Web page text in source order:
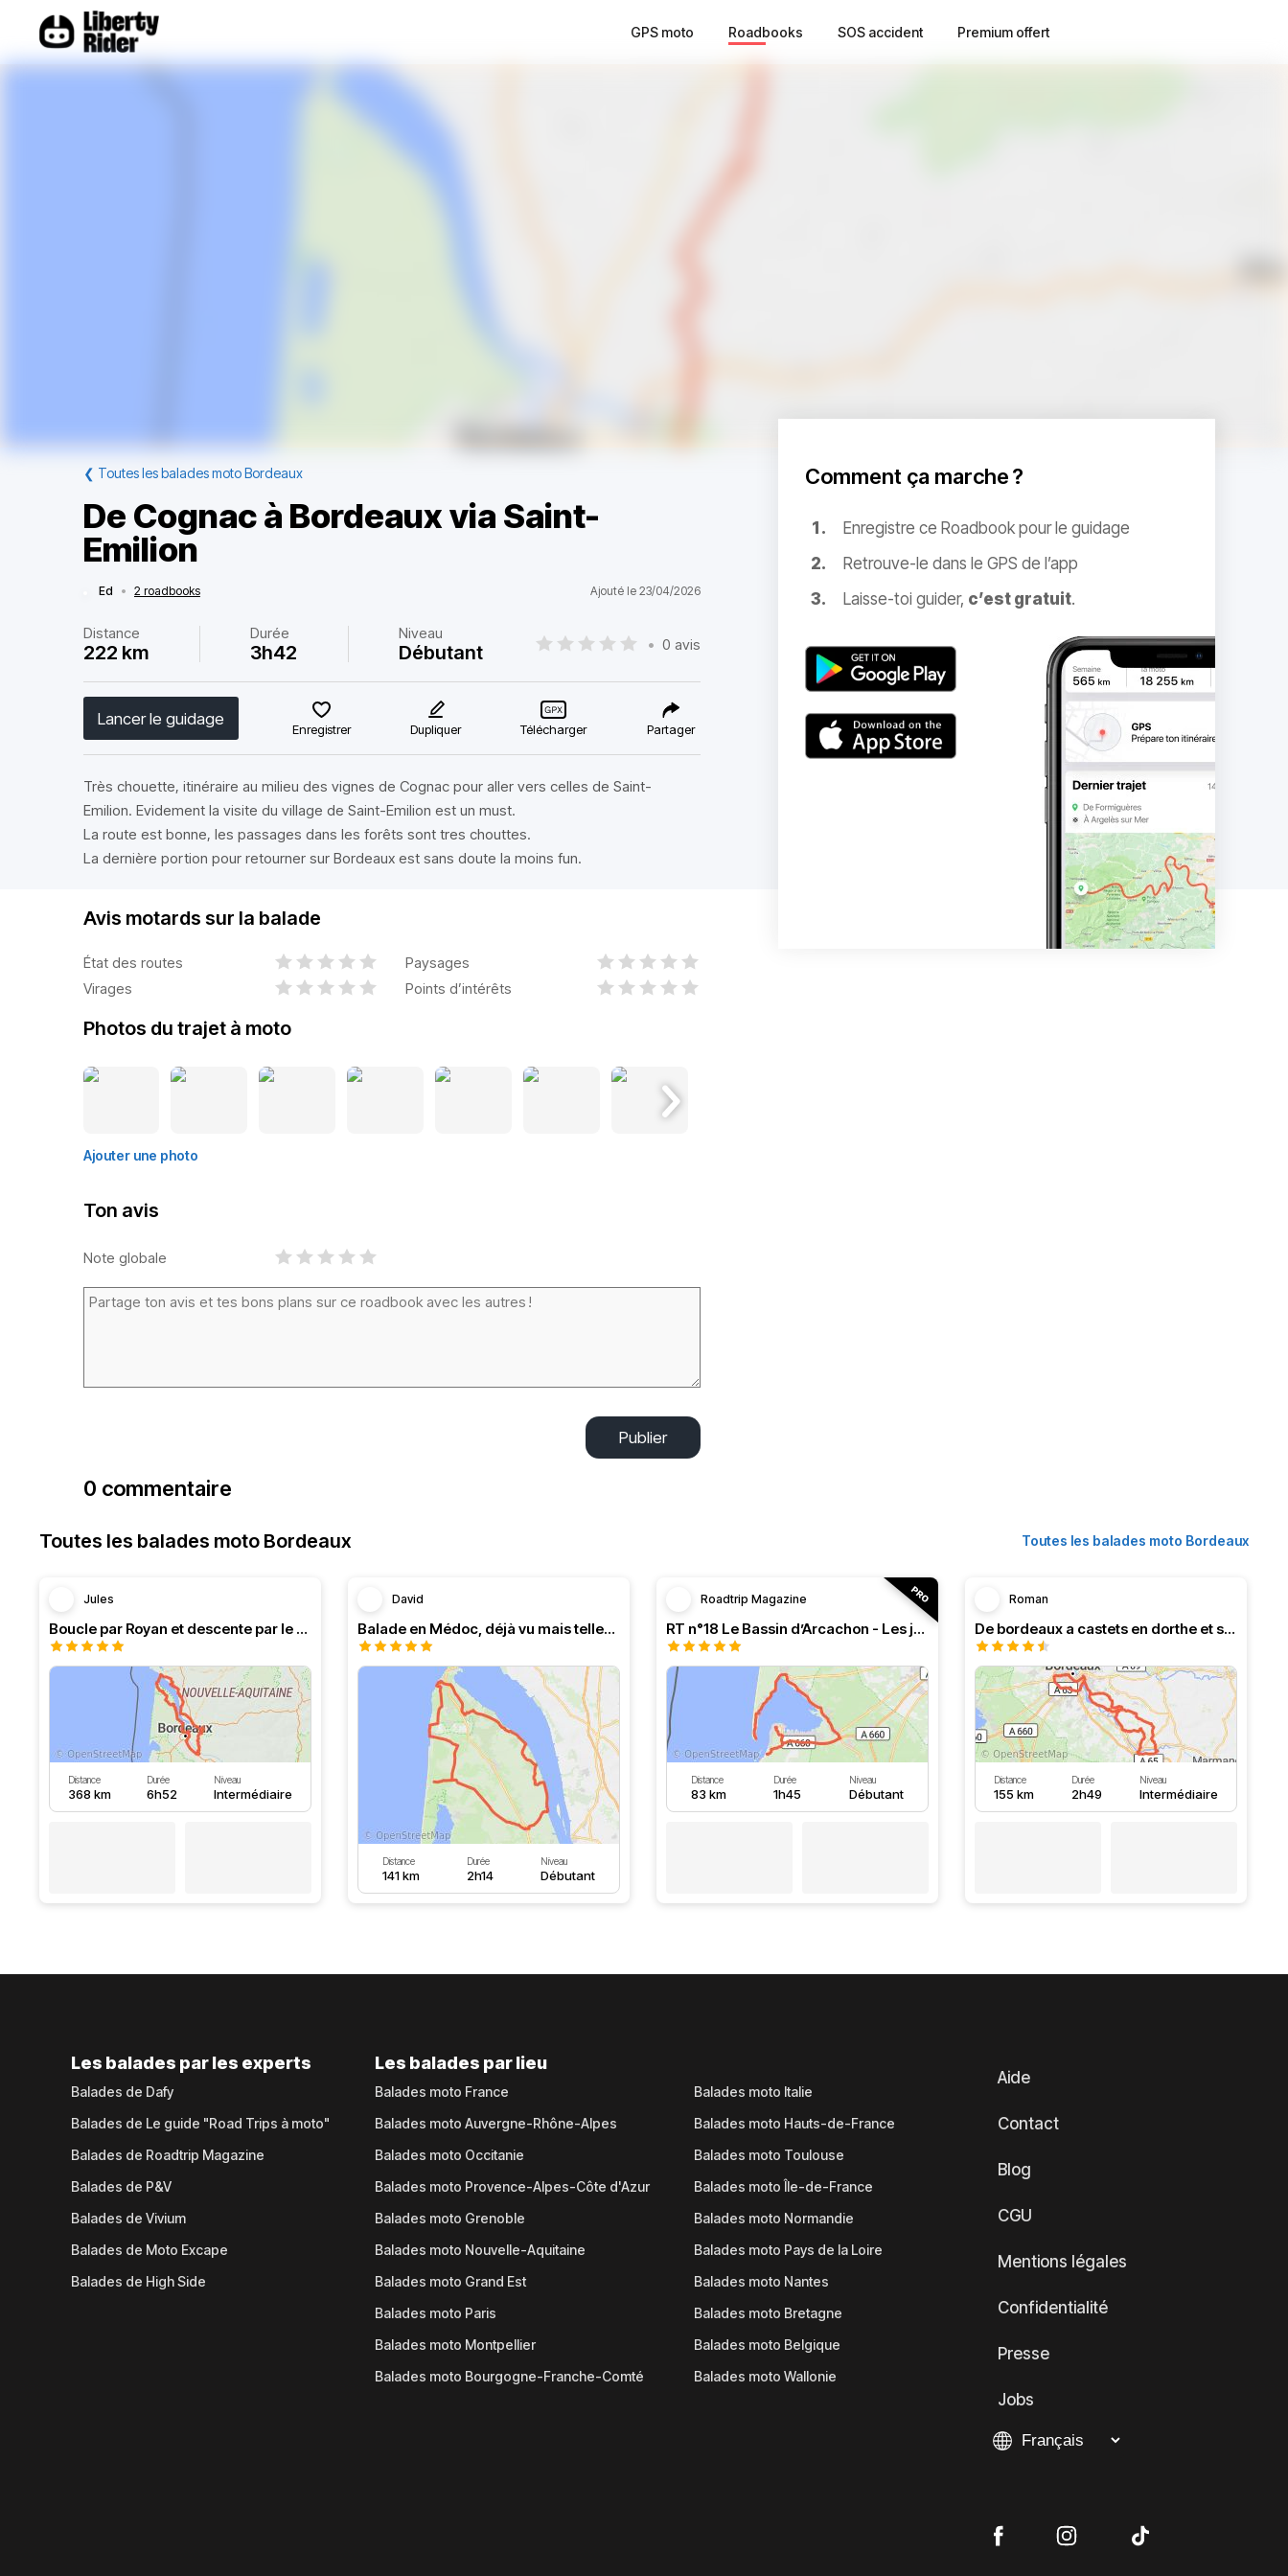
GPS moto Roadbooks SOS accident Premium offert
❮ Toutes les balades moto Bordeaux
De Cognac à Bordeaux via Saint-
Emilion
Ed • 2 roadbooks Ajouté le 23/04/2026
Distance
222 km
Durée
3h42
Niveau
Débutant • 0 avis
Lancer le guidage
Enregistrer Dupliquer Télécharger Partager
Très chouette, itinéraire au milieu des vignes de Cognac pour aller vers celles de Saint-
Emilion. Evidement la visite du village de Saint-Emilion est un must.
La route est bonne, les passages dans les forêts sont tres chouttes.
La dernière portion pour retourner sur Bordeaux est sans doute la moins fun.
Comment ça marche ?
Enregistre ce Roadbook pour le guidage
Retrouve-le dans le GPS de l’app
Laisse-toi guider, c’est gratuit.
Avis motards sur la balade
État des routes
Paysages
Virages
Points d’intérêts
Photos du trajet à moto
Ajouter une photo
Ton avis
Note globale
Publier
0 commentaire
Toutes les balades moto Bordeaux Toutes les balades moto Bordeaux
Jules
Boucle par Royan et descente par le Médoc
Distance
368 km
Durée
6h52
Niveau
Intermédiaire
David
Balade en Médoc, déjà vu mais tellement agréable
Distance
141 km
Durée
2h14
Niveau
Débutant
Roadtrip Magazine
RT n°18 Le Bassin d’Arcachon - Les jardins d’Épicure
Distance
83 km
Durée
1h45
Niveau
Débutant
Roman
De bordeaux a castets en dorthe et ses écluses
Distance
155 km
Durée
2h49
Niveau
Intermédiaire
Les balades par les experts
Balades de Dafy
Balades de Le guide "Road Trips à moto"
Balades de Roadtrip Magazine
Balades de P&V
Balades de Vivium
Balades de Moto Excape
Balades de High Side
Les balades par lieu
Balades moto France
Balades moto Auvergne-Rhône-Alpes
Balades moto Occitanie
Balades moto Provence-Alpes-Côte d'Azur
Balades moto Grenoble
Balades moto Nouvelle-Aquitaine
Balades moto Grand Est
Balades moto Paris
Balades moto Montpellier
Balades moto Bourgogne-Franche-Comté
Balades moto Italie
Balades moto Hauts-de-France
Balades moto Toulouse
Balades moto Île-de-France
Balades moto Normandie
Balades moto Pays de la Loire
Balades moto Nantes
Balades moto Bretagne
Balades moto Belgique
Balades moto Wallonie
Aide
Contact
Blog
CGU
Mentions légales
Confidentialité
Presse
Jobs